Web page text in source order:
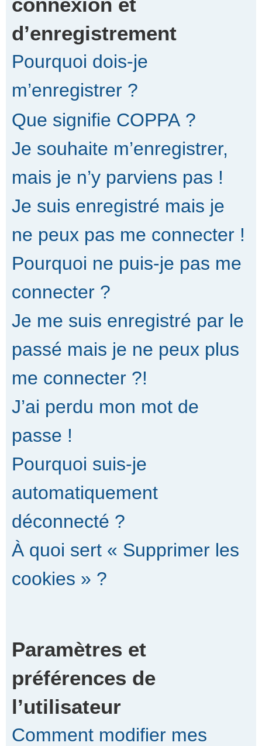
d’enregistrement
Pourquoi dois-je
m’enregistrer ?
Que signifie COPPA ?
Je souhaite m’enregistrer,
mais je n’y parviens pas !
Je suis enregistré mais je
ne peux pas me connecter !
Pourquoi ne puis-je pas me
connecter ?
Je me suis enregistré par le
passé mais je ne peux plus
me connecter ?!
J’ai perdu mon mot de
passe !
Pourquoi suis-je
automatiquement
déconnecté ?
À quoi sert « Supprimer les
cookies » ?
Paramètres et
préférences de
l’utilisateur
Comment modifier mes